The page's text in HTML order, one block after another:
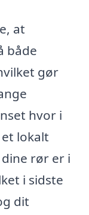
at
både
gør
hvor i
lokalt
rør er i
i sidste
dit